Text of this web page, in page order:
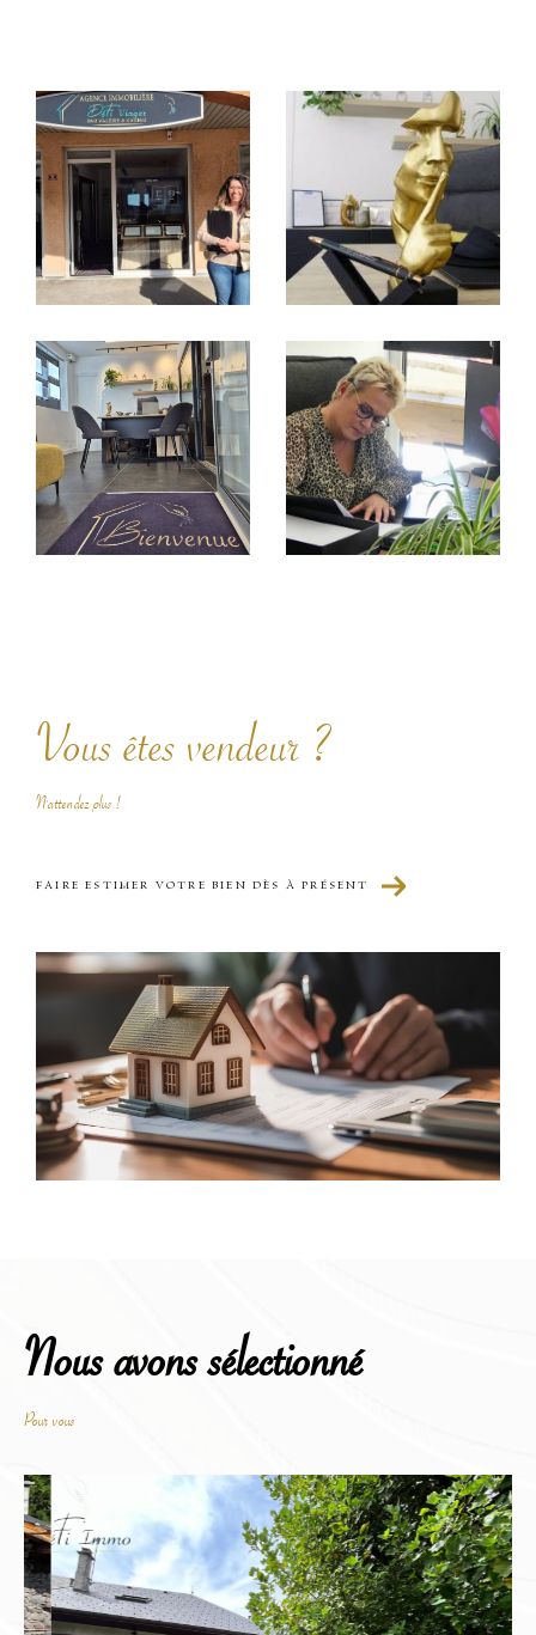
Achat immobilier
Vous souhaitez trouver votre futur logement ou
investir dans un bien immobilier ?
Chez Defi' Immo, nous sommes là pour vous
accompagner à chaque étape de votre projet.
Grâce à notre connaissance approfondie du marché
local, nous vous proposons une sélection variée
d’annonces de vente sur La Chambre: maisons
familiales, appartements modernes ou encore
terrains prêts à bâtir.
Nous comprenons que chaque projet est unique et
transaction.
de confiance pour réussir votre
Vous êtes à larecherche d’un bien immobilier récent
ou souhaitez investir dans un projet neuf ?
À La Chambre, Defi' Immo vous propose une
sélection de programmes neufs adaptés à vos
attentes.
ou d’un investissement locatif, les programmes
neufs sont une opportunité idéale pour bénéficier
de garanties constructeur et personnaliser votre
Avec notre expertise, nous vous accompagnons
dans chaque étape de votre projet, de la sélection du
programme à l’acquisition finale.
Vous êtes vendeur ?
N'attendez plus !
FAIRE ESTIMER VOTRE BIEN DÈS À PRÉSENT
Nous avons sélectionné
Pour vous